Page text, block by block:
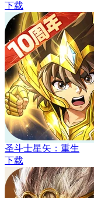
下载
圣斗士星矢：重生
下载